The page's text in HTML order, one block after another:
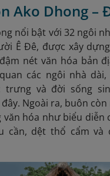
Ako Dhong –
nổi bật với 32 ngôi
Ê Đê, được xây
nét văn hóa bản
các ngôi nhà
trưng và đời sống
Ngoài ra, buôn
văn hóa như biểu diễn
cần, dệt thổ cẩm và